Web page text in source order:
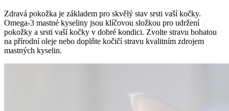
Zdravá pokožka je základem pro skvělý stav srsti vaší kočky.
Omega-3 mastné kyseliny jsou klíčovou složkou pro udržení
pokožky a srsti vaší kočky v dobré kondici. Zvolte stravu bohatou
na přírodní oleje nebo doplňte kočičí stravu kvalitním zdrojem
mastných kyselin.